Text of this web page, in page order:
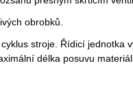
obrobků.
stroje. Řídicí
délka posuvu